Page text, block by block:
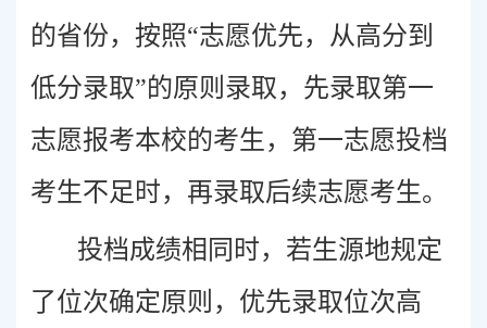
的省份，按照“志愿优先，从高分到
低分录取”的原则录取，先录取第一
志愿报考本校的考生，第一志愿投档
考生不足时，再录取后续志愿考生。
投档成绩相同时，若生源地规定
了位次确定原则，优先录取位次高